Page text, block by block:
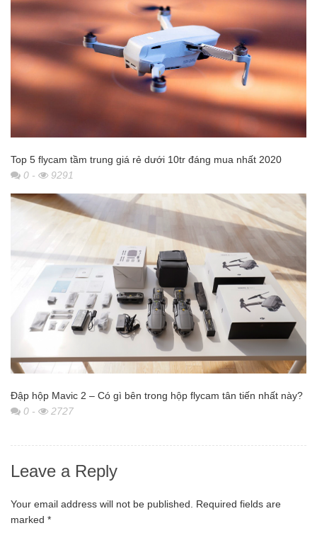
Top 5 flycam tầm trung giá rẻ dưới 10tr đáng mua nhất 2020
0 - 9291
Đập hộp Mavic 2 – Có gì bên trong hộp flycam tân tiến nhất này?
0 - 2727
Leave a Reply
Your email address will not be published.
Required fields are
marked *